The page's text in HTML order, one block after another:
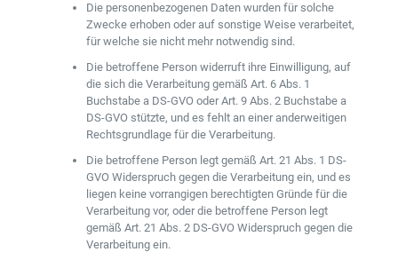
Die personenbezogenen Daten wurden für solche
Zwecke erhoben oder auf sonstige Weise verarbeitet,
für welche sie nicht mehr notwendig sind.
Die betroffene Person widerruft ihre Einwilligung, auf
die sich die Verarbeitung gemäß Art. 6 Abs. 1
Buchstabe a DS-GVO oder Art. 9 Abs. 2 Buchstabe a
DS-GVO stützte, und es fehlt an einer anderweitigen
Rechtsgrundlage für die Verarbeitung.
Die betroffene Person legt gemäß Art. 21 Abs. 1 DS-
GVO Widerspruch gegen die Verarbeitung ein, und es
liegen keine vorrangigen berechtigten Gründe für die
Verarbeitung vor, oder die betroffene Person legt
gemäß Art. 21 Abs. 2 DS-GVO Widerspruch gegen die
Verarbeitung ein.